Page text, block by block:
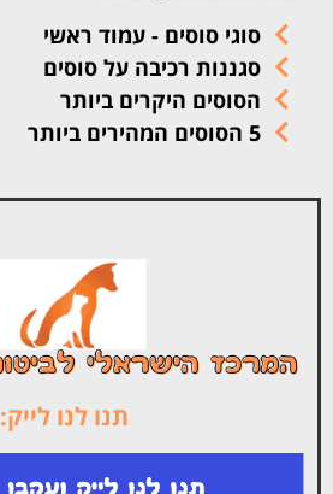
סוגי סוסים - עמוד ראשי
סגננות רכיבה על סוסים
הסוסים היקרים ביותר
5 הסוסים המהירים ביותר
תנו לנו לייק: